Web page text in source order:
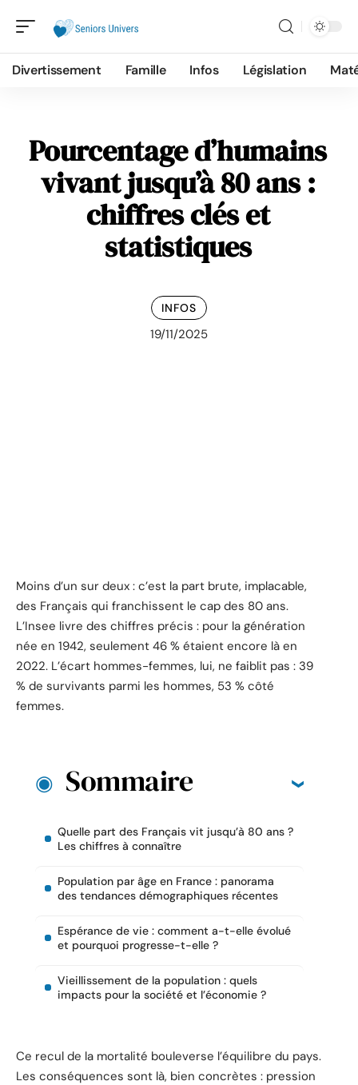
Divertissement Famille Infos Législation
Pourcentage d’humains
vivant jusqu’à 80 ans :
chiffres clés et
statistiques
INFOS
19/11/2025
Moins d’un sur deux : c’est la part brute, implacable,
des Français qui franchissent le cap des 80 ans.
L’Insee livre des chiffres précis : pour la génération
née en 1942, seulement 46 % étaient encore là en
2022. L’écart hommes-femmes, lui, ne faiblit pas : 39
% de survivants parmi les hommes, 53 % côté
femmes.
Sommaire
Quelle part des Français vit jusqu’à 80 ans ?
Les chiffres à connaître
Population par âge en France : panorama
des tendances démographiques récentes
Espérance de vie : comment a-t-elle évolué
et pourquoi progresse-t-elle ?
Vieillissement de la population : quels
impacts pour la société et l’économie ?
Ce recul de la mortalité bouleverse l’équilibre du pays.
Les conséquences sont là, bien concrètes : pression